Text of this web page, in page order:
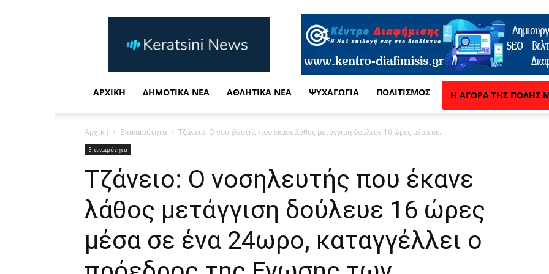
News
Η
σας
ενημέρωση
ΑΡΧΙΚΉ ΔΗΜΟΤΙΚΆ ΝΈΑ ΑΘΛΗΤΙΚΆ ΝΈΑ ΨΥΧΑΓΩΓΊΑ ΠΟΛΙΤΙΣΜΌΣ Η ΑΓΟΡΆ ΤΗΣ ΠΌΛΗΣ
Αρχική Επικαιρότητα Τζάνειο: Ο νοσηλευτής που έκανε λάθος μετάγγιση δούλευε 16 ώρες μέσα σε...
Επικαιρότητα
Τζάνειο: Ο νοσηλευτής που έκανε
λάθος μετάγγιση δούλευε 16 ώρες
μέσα σε ένα 24ωρο, καταγγέλλει ο